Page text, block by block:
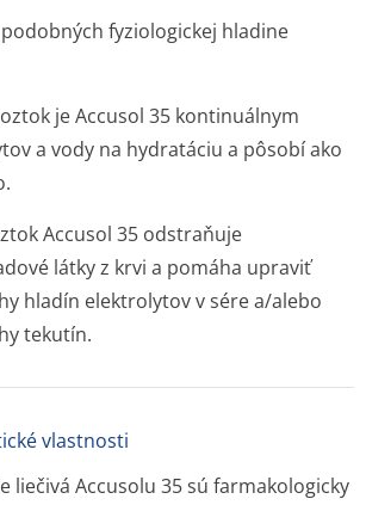
fyziologickej hladine
je Accusol 35 kontinuálnym
a vody na hydratáciu a pôsobí ako
Accusol 35 odstraňuje
látky z krvi a pomáha upraviť
hladín elektrolytov v sére a/alebo
tekutín.
vlastnosti
liečivá Accusolu 35 sú farmakologicky